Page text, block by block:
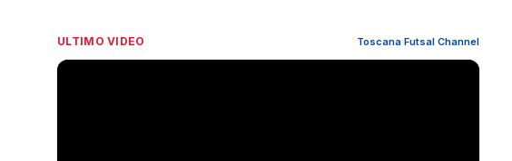
ULTIMO VIDEO Toscana Futsal Channel